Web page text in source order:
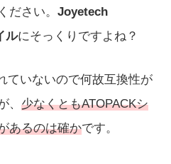
ださい。 Joyetech
ルにそっくりですよね？
ていないので何故互換性が
、 少なくともATOPACKシ
あるのは確かです。